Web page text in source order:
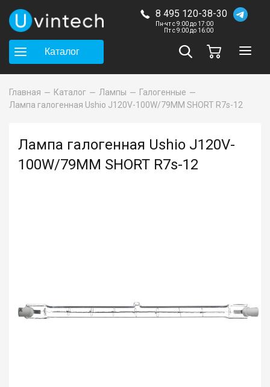
8 495 120-38-30
Пн-чт с 9:00 до 17:00
Пт с 9:00 до 16:00
Каталог
Главная Каталог Лампы
Галогенные
Лампа галогенная Ushio J120V-100W/79MM SHORT R7s-12
Лампа галогенная Ushio J120V-
100W/79MM SHORT R7s-12